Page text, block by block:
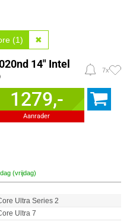
(1) ✖
14" Intel
7x
1279,-
Aanrader
(vrijdag)
Ultra Series 2
Ultra 7